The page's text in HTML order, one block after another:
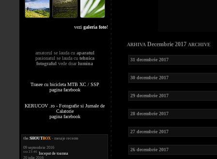
vezi galeria foto!
amatorul se lauda cu aparatul
pasionatul se lauda cu tehnica
fotograful vede doarlumina
Trasee cu bicicleta MTB XC / SSP
pagina facebook
KERUCOV .ro - Fotografie si Jurnale de
Calatorie
pagina facebook
the.SHOUTBOX - mesaje recente
09 septembrie 2016
ora 23:46 Inceput de toamna
20 iulie 2016
ARHIVA Decembrie 2017 ARCHIVE
31 decembrie 2017
30 decembrie 2017
29 decembrie 2017
28 decembrie 2017
27 decembrie 2017
26 decembrie 2017